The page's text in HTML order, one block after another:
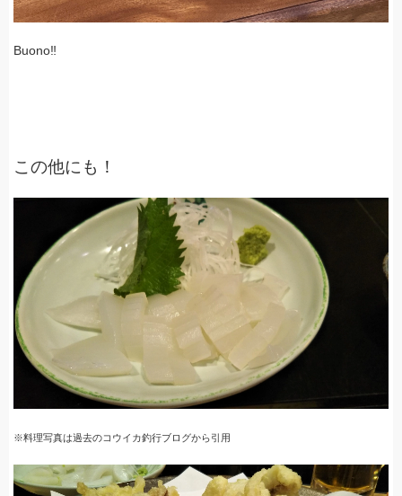
Buono‼
この他にも！
※料理写真は過去のコウイカ釣行ブログから引用